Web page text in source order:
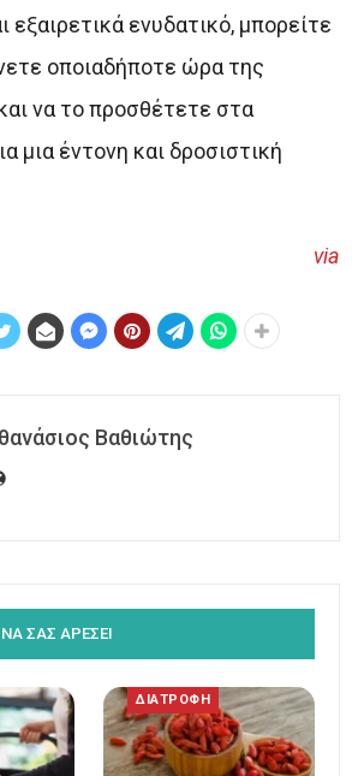
εξαιρετικά ενυδατικό, μπορείτε
οποιαδήποτε ώρα της
να το προσθέτετε στα
μια έντονη και δροσιστική
via
Βαθιώτης
ΣΑΣ ΑΡΕΣΕΙ
ΔΙΑΤΡΟΦΗ